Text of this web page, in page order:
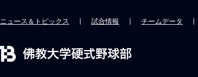
ニュース＆トピックス 試合情報 チームデータ